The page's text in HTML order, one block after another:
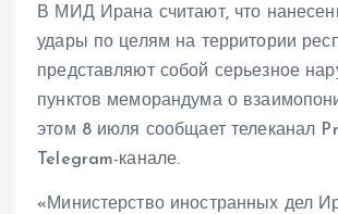
В МИД Ирана считают, что
удары по целям на территории
представляют собой серьезное
пунктов меморандума о
этом 8 июля сообщает телеканал
Telegram-канале.
«Министерство иностранных дел